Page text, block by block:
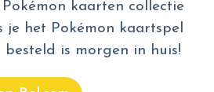
kaarten collectie
je het Pokémon kaartspel
is morgen in huis!